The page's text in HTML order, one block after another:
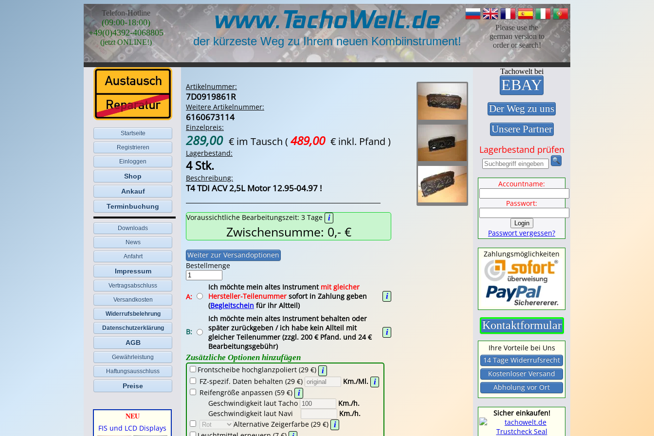
Telefon-Hotline
(09:00-18:00)
+49(0)4392-4068805
(jetzt ONLINE!)
Please use the
german version to
order or search!
www.TachoWelt.de
der kürzeste Weg zu Ihrem neuen Kombiinstrument!
Startseite
Registrieren
Einloggen
Shop
Ankauf
Terminbuchung
Downloads
News
Anfahrt
Impressum
Vertragsabschluss
Versandkosten
Widerrufsbelehrung
Datenschutzerklärung
AGB
Gewährleistung
Haftungsausschluss
Preise
NEU
FIS und LCD Displays
Tachowelt bei
EBAY
Der Weg zu uns
Unsere Partner
Lagerbestand prüfen
Accountname:
Passwort:
Passwort vergessen?
Zahlungsmöglichkeiten
Kontaktformular
Ihre Vorteile bei Uns
14 Tage Widerrufsrecht
Kostenloser Versand
Abholung vor Ort
Sicher einkaufen!
Artikelnummer:
7D0919861R
Weitere Artikelnummer:
6160673114
Einzelpreis:
289,00 € im Tausch ( 489,00 € inkl. Pfand )
Lagerbestand:
4 Stk.
Beschreibung:
T4 TDI ACV 2,5L Motor 12.95-04.97 !
Voraussichtliche Bearbeitungszeit: 3 Tage i
Zwischensumme: 0,- €
Bestellmenge
A:
Ich möchte mein altes Instrument mit gleicher
Hersteller-Teilenummer sofort in Zahlung geben
(Begleitschein für ihr Altteil)
i
B:
Ich möchte mein altes Instrument behalten oder
später zurückgeben / ich habe kein Allteil mit
gleicher Teilenummer (zzgl. 200 € Pfand. und 24 €
Bearbeitungsgebühr)
i
Zusätzliche Optionen hinzufügen
Frontscheibe hochglanzpoliert (29 €) i
FZ-spezif. Daten behalten (29 €)
Km./Ml. i
Reifengröße anpassen (59 €) i
Geschwindigkeit laut Tacho
Km./h.
Geschwindigkeit laut Navi
Km./h.
Alternative Zeigerfarbe (29 €) i